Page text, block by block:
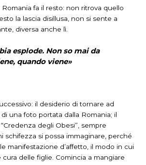
Romania fa il resto: non ritrova quello
la lascia disillusa, non si sente a
diversa anche lì.
esplode. Non so mai da
quando viene»
il desiderio di tornare ad
una foto portata dalla Romania; il
degli Obesi”, sempre
schifezza si possa immaginare, perché
manifestazione d’affetto, il modo in cui
delle figlie. Comincia a mangiare